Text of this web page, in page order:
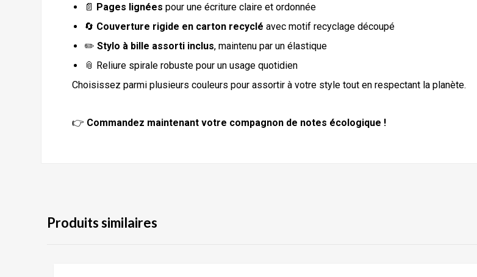
📄 Pages lignées pour une écriture claire et ordonnée
🔄 Couverture rigide en carton recyclé avec motif recyclage découpé
✏️Stylo à bille assorti inclus, maintenu par un élastique
📎 Reliure spirale robuste pour un usage quotidien
Choisissez parmi plusieurs couleurs pour assortir à votre style tout en respectant la planète.
👉 Commandez maintenant votre compagnon de notes écologique !
Produits similaires